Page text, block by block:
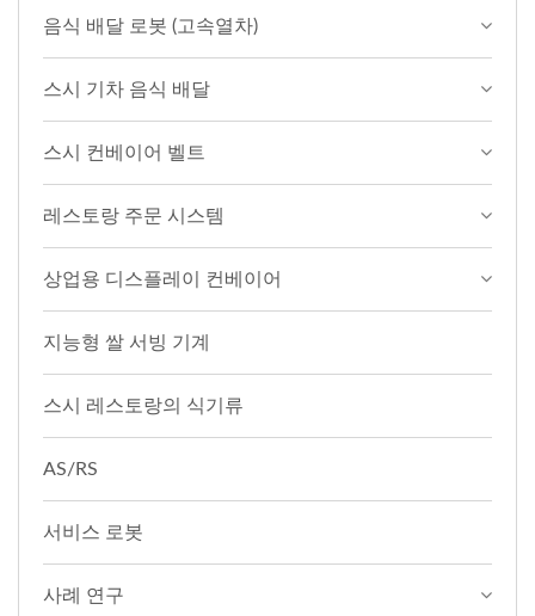
음식 배달 로봇 (고속열차)
스시 기차 음식 배달
스시 컨베이어 벨트
레스토랑 주문 시스템
상업용 디스플레이 컨베이어
지능형 쌀 서빙 기계
스시 레스토랑의 식기류
AS/RS
서비스 로봇
사례 연구